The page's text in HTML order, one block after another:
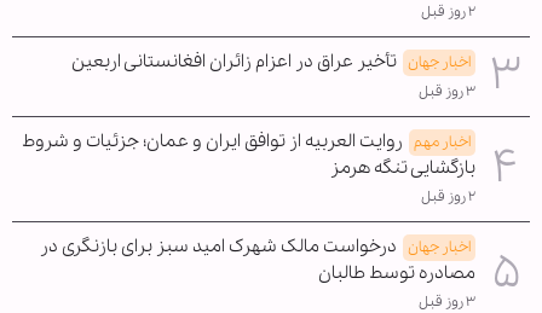
۲ روز قبل
اخبار جهان تأخیر عراق در اعزام زائران افغانستانی اربعین
۳ روز قبل
اخبار مهم روایت العربیه از توافق ایران و عمان؛ جزئیات و شروط
بازگشایی تنگه هرمز
۲ روز قبل
اخبار جهان درخواست مالک شهرک امید سبز برای بازنگری در
مصادره توسط طالبان
۳ روز قبل